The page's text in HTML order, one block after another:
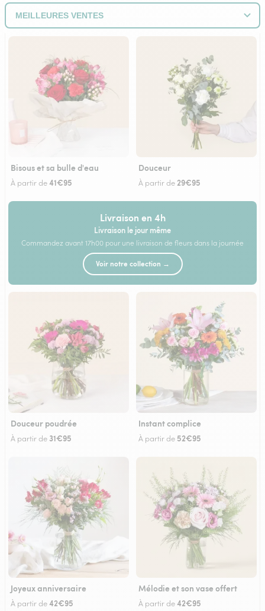
Bisous et sa bulle d'eau
À partir de41€95
Douceur
À partir de 29€95
Livraison en 4h
Livraison le jour même
Commandez avant 17h00 pour une livraison de fleurs dans la journée
Voir notre collection →
Douceur poudrée
À partir de 31€95
Instant complice
À partir de 52€95
Joyeux anniversaire
À partir de42€95
Mélodie et son vase offert
À partir de42€95